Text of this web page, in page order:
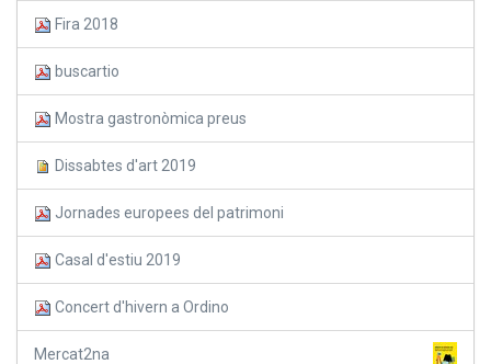
Fira 2018
buscartio
Mostra gastronòmica preus
Dissabtes d'art 2019
Jornades europees del patrimoni
Casal d'estiu 2019
Concert d'hivern a Ordino
Mercat2na